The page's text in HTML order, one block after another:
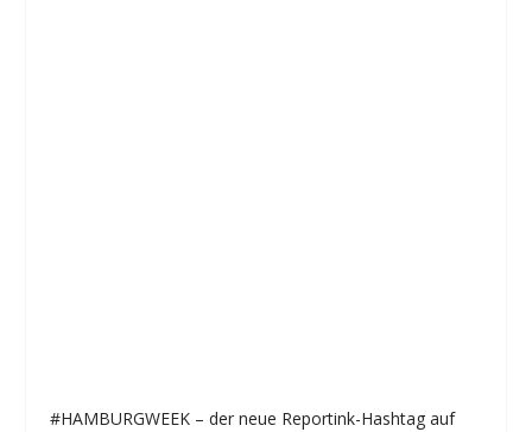
#HAMBURGWEEK – der neue Reportink-Hashtag auf